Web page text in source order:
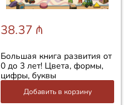
38.37 ₼
Большая книга развития от
0 до 3 лет! Цвета, формы,
цифры, буквы
Добавить в корзину